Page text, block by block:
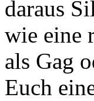
daraus
wie eine
als Gag
Euch